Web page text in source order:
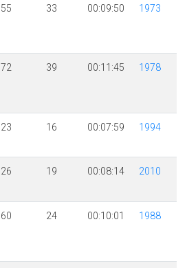
55 33 00:09:50 1973
72 39 00:11:45 1978
23 16 00:07:59 1994
26 19 00:08:14 2010
60 24 00:10:01 1988